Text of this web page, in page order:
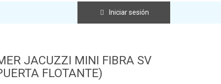
Iniciar sesión
JACUZZI MINI FIBRA SV
FLOTANTE)